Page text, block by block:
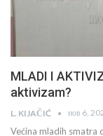
MLADI I
aktivizam?
L. KIJAČIĆ нов 6,
Većina mladih smatra